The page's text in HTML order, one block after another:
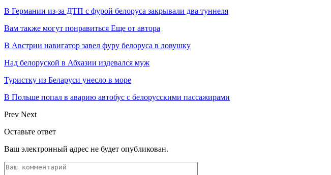
В Германии из-за ДТП с фурой белоруса закрывали два туннеля
Вам также могут понравиться Еще от автора
В Австрии навигатор завел фуру белоруса в ловушку
Над белоруской в Абхазии издевался муж
Туристку из Беларуси унесло в море
В Польше попал в аварию автобус с белорусскими пассажирами
Prev Next
Оставьте ответ
Ваш электронный адрес не будет опубликован.